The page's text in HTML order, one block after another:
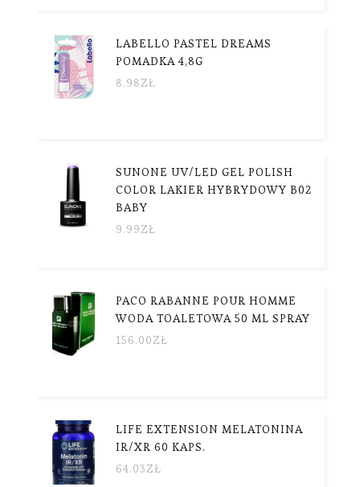
LABELLO PASTEL DREAMS
POMADKA 4,8G
8.98ZŁ
SUNONE UV/LED GEL POLISH
COLOR LAKIER HYBRYDOWY B02
BABY
9.99ZŁ
PACO RABANNE POUR HOMME
WODA TOALETOWA 50 ML SPRAY
156.00ZŁ
LIFE EXTENSION MELATONINA
IR/XR 60 KAPS.
64.03ZŁ